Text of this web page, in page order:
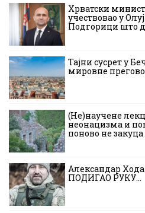
Хрватски
учествовао у
Подгорици што
Тајни сусрет у
мировне
(Не)научене
неонацизма и
поново не закуца
Александар
ПОДИГАО РУКУ…